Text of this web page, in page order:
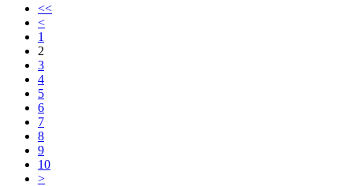
<<
<
1
2
3
4
5
6
7
8
9
10
>